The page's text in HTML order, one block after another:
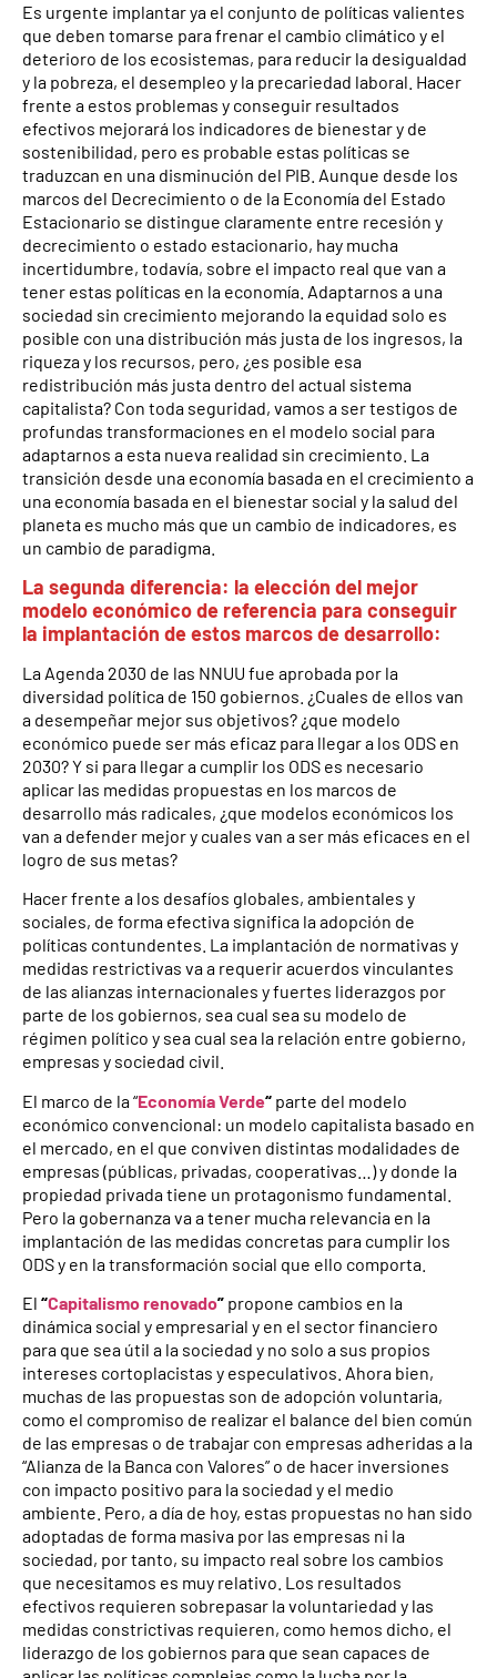
Es urgente implantar ya el conjunto de políticas valientes
que deben tomarse para frenar el cambio climático y el
deterioro de los ecosistemas, para reducir la desigualdad
y la pobreza, el desempleo y la precariedad laboral. Hacer
frente a estos problemas y conseguir resultados
efectivos mejorará los indicadores de bienestar y de
sostenibilidad, pero es probable estas políticas se
traduzcan en una disminución del PIB. Aunque desde los
marcos del Decrecimiento o de la Economía del Estado
Estacionario se distingue claramente entre recesión y
decrecimiento o estado estacionario, hay mucha
incertidumbre, todavía, sobre el impacto real que van a
tener estas políticas en la economía. Adaptarnos a una
sociedad sin crecimiento mejorando la equidad solo es
posible con una distribución más justa de los ingresos, la
riqueza y los recursos, pero, ¿es posible esa
redistribución más justa dentro del actual sistema
capitalista? Con toda seguridad, vamos a ser testigos de
profundas transformaciones en el modelo social para
adaptarnos a esta nueva realidad sin crecimiento. La
transición desde una economía basada en el crecimiento a
una economía basada en el bienestar social y la salud del
planeta es mucho más que un cambio de indicadores, es
un cambio de paradigma.
La segunda diferencia: la elección del mejor
modelo económico de referencia para conseguir
la implantación de estos marcos de desarrollo:
La Agenda 2030 de las NNUU fue aprobada por la
diversidad política de 150 gobiernos. ¿Cuales de ellos van
a desempeñar mejor sus objetivos? ¿que modelo
económico puede ser más eficaz para llegar a los ODS en
2030? Y si para llegar a cumplir los ODS es necesario
aplicar las medidas propuestas en los marcos de
desarrollo más radicales, ¿que modelos económicos los
van a defender mejor y cuales van a ser más eficaces en el
logro de sus metas?
Hacer frente a los desafíos globales, ambientales y
sociales, de forma efectiva significa la adopción de
políticas contundentes. La implantación de normativas y
medidas restrictivas va a requerir acuerdos vinculantes
de las alianzas internacionales y fuertes liderazgos por
parte de los gobiernos, sea cual sea su modelo de
régimen político y sea cual sea la relación entre gobierno,
empresas y sociedad civil.
El marco de la “Economía Verde“ parte del modelo
económico convencional: un modelo capitalista basado en
el mercado, en el que conviven distintas modalidades de
empresas (públicas, privadas, cooperativas…) y donde la
propiedad privada tiene un protagonismo fundamental.
Pero la gobernanza va a tener mucha relevancia en la
implantación de las medidas concretas para cumplir los
ODS y en la transformación social que ello comporta.
El “Capitalismo renovado” propone cambios en la
dinámica social y empresarial y en el sector financiero
para que sea útil a la sociedad y no solo a sus propios
intereses cortoplacistas y especulativos. Ahora bien,
muchas de las propuestas son de adopción voluntaria,
como el compromiso de realizar el balance del bien común
de las empresas o de trabajar con empresas adheridas a la
“Alianza de la Banca con Valores” o de hacer inversiones
con impacto positivo para la sociedad y el medio
ambiente. Pero, a día de hoy, estas propuestas no han sido
adoptadas de forma masiva por las empresas ni la
sociedad, por tanto, su impacto real sobre los cambios
que necesitamos es muy relativo. Los resultados
efectivos requieren sobrepasar la voluntariedad y las
medidas constrictivas requieren, como hemos dicho, el
liderazgo de los gobiernos para que sean capaces de